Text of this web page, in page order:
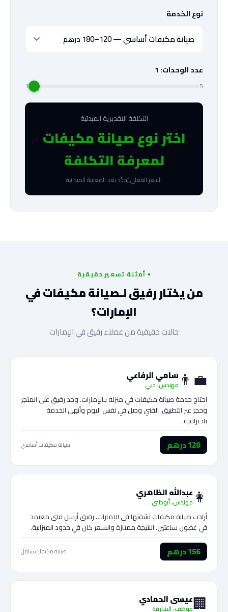
نوع الخدمة
عدد الوحدات: 1
5
1
التكلفة التقديرية المبدئية
اختر نوع صيانة مكيفات
لمعرفة التكلفة
السعر الفعلي يُحدَّد بعد المعاينة الميدانية
أمثلة تسعير حقيقية
من يختار رفيق لـصيانة مكيفات في
الإمارات؟
حالات حقيقية من عملاء رفيق في الإمارات
👨‍💼 سامي الرفاعي
مهندس، دبي
احتاج خدمة صيانة مكيفات في منزله بـالإمارات. وجد رفيق على المتجر
وحجز عبر التطبيق. الفني وصل في نفس اليوم وأنهى الخدمة
باحترافية.
120 درهم صيانة مكيفات أساسي
👩 عبدالله الظاهري
مهندس، أبوظبي
أرادت صيانة مكيفات لشقتها في الإمارات. رفيق أرسل فني معتمد
في غضون ساعتين. النتيجة ممتازة والسعر كان في حدود الميزانية.
156 درهم صيانة مكيفات شامل
🏢عيسى الحمادي
موظف، الشارقة